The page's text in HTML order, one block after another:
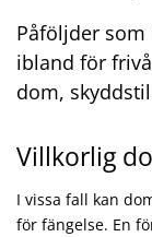
Påföljder
ibland för
dom,
Villkorlig
I vissa fall kan
för fängelse. En